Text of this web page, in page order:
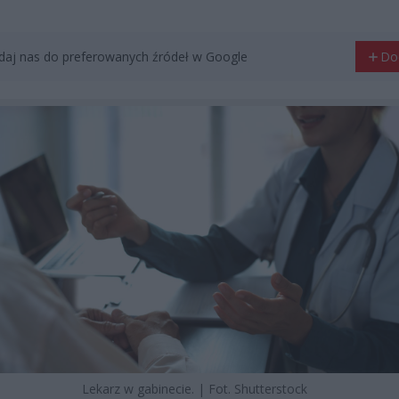
nas do preferowanych źródeł w Google
Lekarz w gabinecie. | Fot. Shutterstock